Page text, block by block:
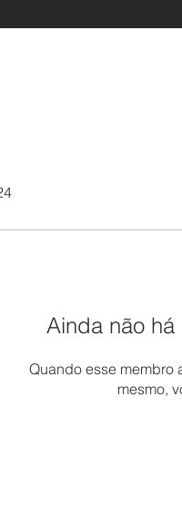
Ainda não
Quando esse membro
mesmo,